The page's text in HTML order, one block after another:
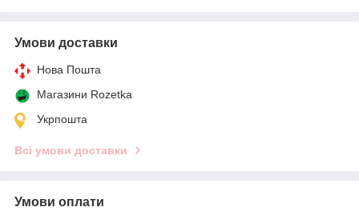
Умови доставки
Нова Пошта
Магазини Rozetka
Укрпошта
Всі умови доставки
Умови оплати